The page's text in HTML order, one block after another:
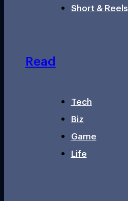
Short & Reels
Read
Tech
Biz
Game
Life